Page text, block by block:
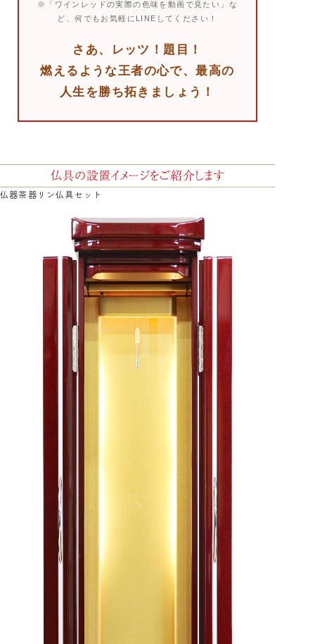
※「ワインレッドの実際の色味を動画で見たい」な
ど、何でもお気軽にLINEしてください！
さあ、レッツ！題目！
燃えるような王者の心で、最高の
人生を勝ち拓きましょう！
仏器茶器リン仏具セット